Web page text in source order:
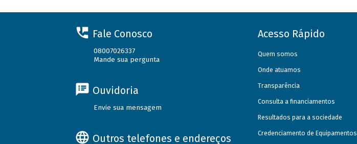
Fale Conosco
08007026337
Mande sua pergunta
Ouvidoria
Envie sua mensagem
Outros telefones e endereços
Acesso Rápido
Quem somos
Onde atuamos
Transparência
Consulta a financiamentos
Resultados para a sociedade
Credenciamento de Equipamentos